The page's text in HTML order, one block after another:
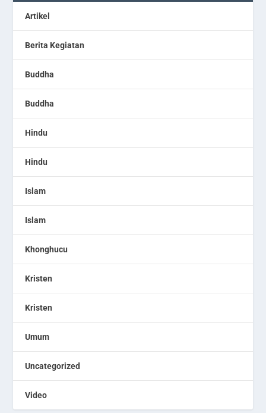
Artikel
Berita Kegiatan
Buddha
Buddha
Hindu
Hindu
Islam
Islam
Khonghucu
Kristen
Kristen
Umum
Uncategorized
Video